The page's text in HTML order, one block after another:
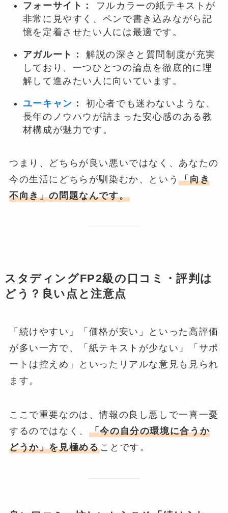
フォーサイト：
フルカラーの紙テキストが
非常に見やすく、ペンで書き込みながら記
憶を定着させたい人には最適です。
アガルート：
解説の深さと質問制度が充実
しており、一つひとつの論点を徹底的に理
解して進みたい人に向いています。
ユーキャン ：
初心者でも迷わないような、
長年のノウハウが詰まった安心感のある教
材構成が魅力です。
つまり、どちらが良い悪いではなく、あなたの
今の生活にどちらが馴染むか、という「向き
不向き」の問題なんです。
スタディングFP2級の口コミ・評判は
どう？良い点と注意点
「続けやすい」「価格が安い」といった高評価
が多い一方で、「紙テキストが少ない」「サポ
ートは控えめ」といったリアルな意見も見られ
ます。
ここで重要なのは、情報の良し悪しで一喜一憂
するのではなく、 「今の自分の環境に合うか
どうか」を見極めることです。